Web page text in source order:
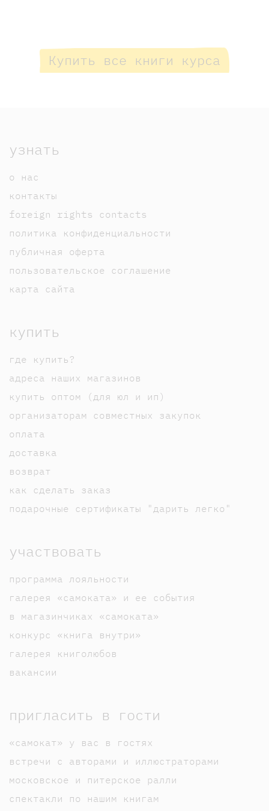
Купить все книги курса
узнать
о нас
контакты
foreign rights contacts
политика конфиденциальности
публичная оферта
пользовательское соглашение
карта сайта
купить
где купить?
адреса наших магазинов
купить оптом (для юл и ип)
организаторам совместных закупок
оплата
доставка
возврат
как сделать заказ
подарочные сертификаты "дарить легко"
участвовать
программа лояльности
галерея «самоката» и ее события
в магазинчиках «самоката»
конкурс «книга внутри»
галерея книголюбов
вакансии
пригласить в гости
«самокат» у вас в гостях
встречи с авторами и иллюстраторами
московское и питерское ралли
спектакли по нашим книгам